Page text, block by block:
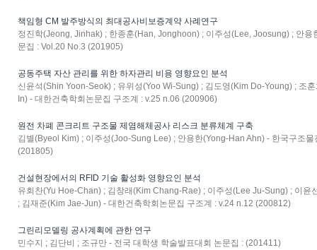
책임형 CM 발주방식의 최대공사비보증계약 사례연구
정진학(Jeong, Jinhak) ; 한종훈(Han, Jonghoon) ; 이주성(Lee, Joosung) ; 안
문집 : Vol.20 No.3 (201905)
공동주택 자산 관리를 위한 하자관리 비용 영향요인 분석
신윤석(Shin Yoon-Seok) ; 유위성(Yoo Wi-Sung) ; 김도영(Kim Do-Young) ; 조
In) - 대한건축학회논문집 구조계 : v.25 n.06 (200906)
원전 차폐 콘크리트 구조물 제염해체공사 리스크 분류체계 구축
김별(Byeol Kim) ; 이주성(Joo-Sung Lee) ; 안용한(Yong-Han Ahn) - 한국구조
(201805)
건설현장에서의 RFID 기술 활성화 영향요인 분석
유회찬(Yu Hoe-Chan) ; 김창래(Kim Chang-Rae) ; 이주성(Lee Ju-Sung) ; 이
; 김재준(Kim Jae-Jun) - 대한건축학회논문집 구조계 : v.24 n.12 (200812)
그린리모델링 공사계획에 관한 연구
민수지 ; 김단비 ; 조규만 - 전국 대학생 학술발표대회 논문집 : (201411)